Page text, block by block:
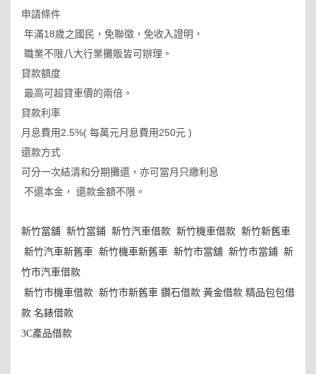
申請條件
年滿18歲之國民，免聯徵，免收入證明，
職業不限八大行業攤販皆可辦理。
貸款額度
最高可超貸車價的兩倍。
貸款利率
月息費用2.5%( 每萬元月息費用250元 )
還款方式
可分一次結清和分期攤還，亦可當月只繳利息
不還本金， 還款金額不限。
新竹當舖 新竹當鋪 新竹汽車借款 新竹機車借款 新竹新舊車
新竹汽車新舊車 新竹機車新舊車 新竹市當舖 新竹市當鋪 新
竹市汽車借款
新竹市機車借款 新竹市新舊車 鑽石借款 黃金借款 精品包包借
款 名錶借款
3C產品借款